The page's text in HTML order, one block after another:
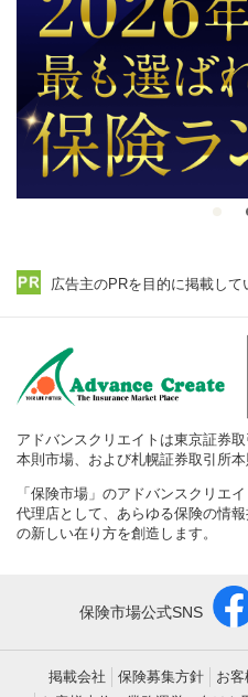
広告主のPRを目的に掲載して
アドバンスクリエイトは東京証券
本則市場、および札幌証券取引所
「保険市場」のアドバンスクリエ
代理店として、あらゆる保険の情
の新しい在り方を創造します。
保険市場公式SNS
掲載会社 保険募集方針
お